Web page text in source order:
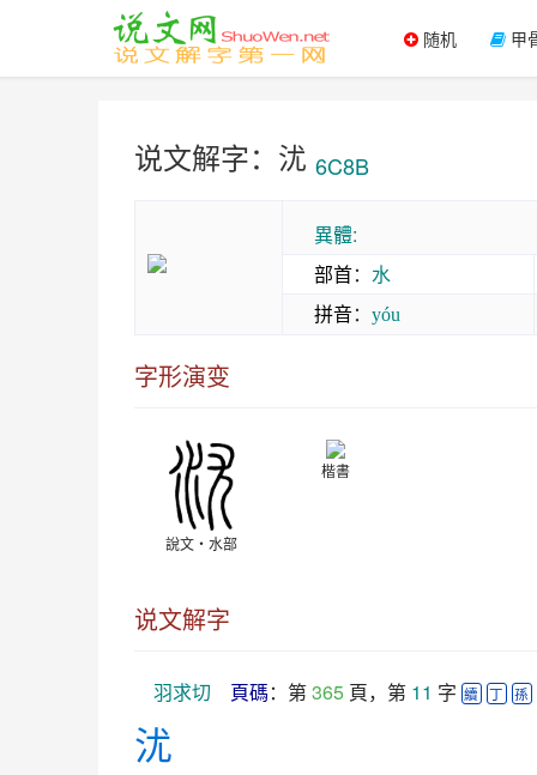
随机 甲
说文解字：沋 6C8B
異體:
部首： 水
拼音： yóu
字形演变
說文‧水部
楷書
说文解字
羽求切 頁碼：第 365 頁，第 11 字 續 丁 孫
沋